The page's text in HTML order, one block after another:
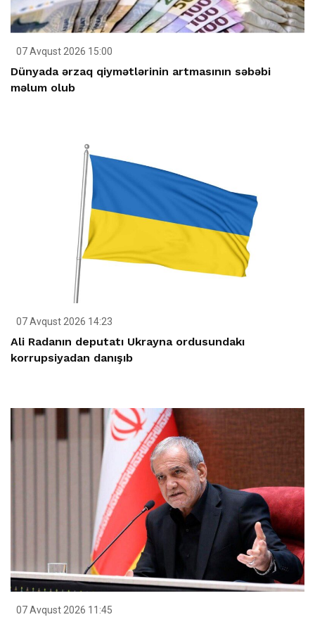
07 Avqust 2026 15:00
Dünyada ərzaq qiymətlərinin artmasının səbəbi
məlum olub
07 Avqust 2026 14:23
Ali Radanın deputatı Ukrayna ordusundakı
korrupsiyadan danışıb
07 Avqust 2026 11:45